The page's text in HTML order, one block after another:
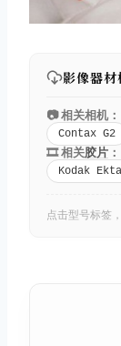
影像器材
📷 相关相机：
Contax G2
🎞️ 相关胶片 ：
Kodak
点击型号标签